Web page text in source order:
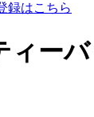
ィー